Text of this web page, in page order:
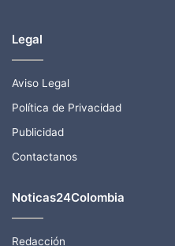
Legal
Aviso Legal
Política de Privacidad
Publicidad
Contactanos
Noticas24Colombia
Redacción